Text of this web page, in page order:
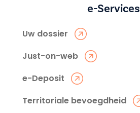
e-Services
Uw dossier
Just-on-web
e-Deposit
Territoriale bevoegdheid